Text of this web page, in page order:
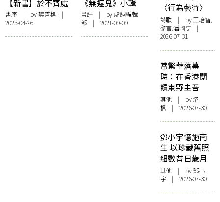
【新書】於不齊處
見精神──《參差
杪》推薦序
書序 | by 樊善標 |
2023-04-26
《無遮鬼》小輯
書評| by 虛詞編輯
部 | 2021-09-09
〈行為藝術〉
詩歌 | by 王培智,
黎喜,潘國亨 |
2026-07-31
當繁華落幕
時：在香港閱
讀東野圭吾
其他 | by洛
楓 | 2026-07-30
鄧小宇憶施南
生 以珍藏舊照
細數昔日歲月
其他 | by 鄧小
宇 | 2026-07-30